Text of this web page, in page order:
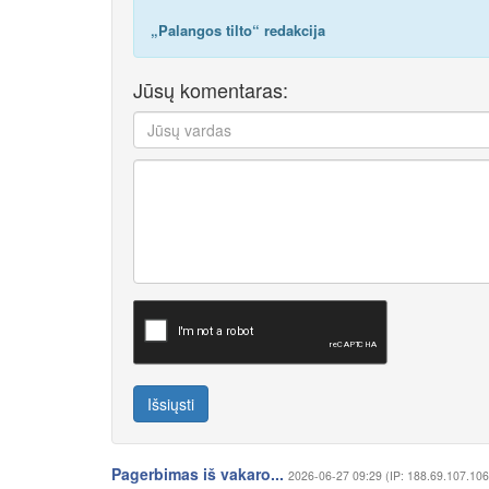
„Palangos tilto“ redakcija
Jūsų komentaras:
Išsiųsti
Pagerbimas iš vakaro... 2026-06-27 09:29 (IP: